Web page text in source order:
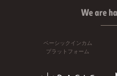
We are
ベーシックインカム
プラットフォーム